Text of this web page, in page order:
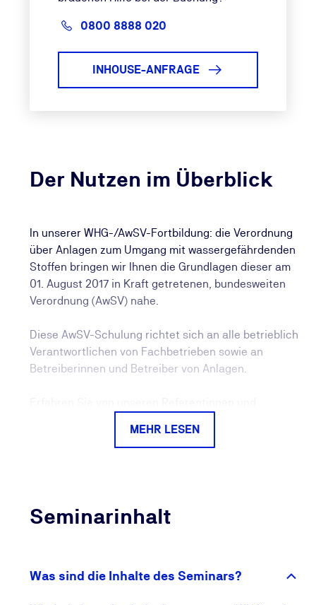
Der Nutzen im Überblick
In unserer WHG-/AwSV-Fortbildung: die Verordnung
über Anlagen zum Umgang mit wassergefährdenden
Stoffen bringen wir Ihnen die Grundlagen dieser am
01. August 2017 in Kraft getretenen, bundesweiten
Verordnung (AwSV) nahe.
Diese AwSV-Schulung richtet sich an alle betrieblich
Verantwortlichen von Fachbetrieben sowie an
Betreiberinnen und Betreiber von Anlagen.
erfüllt werden müssen, lernen Sie die
mit wassergefährdenden Stoffen hat der
alle zwei Jahre an einer AwSV-Fortbildung teilnimmt.
MEHR LESEN
Seminarinhalt
Was sind die Inhalte des Seminars?
0800 8888 020
INHOUSE-ANFRAGE